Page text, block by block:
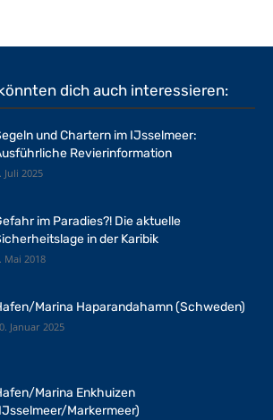
dich auch interessieren:
und Chartern im IJsselmeer:
Revierinformation
Juli 2025
im Paradies?! Die aktuelle
in der Karibik
Mai 2018
Marina Haparandahamn (Schweden)
Januar 2025
Marina Enkhuizen
Markermeer)